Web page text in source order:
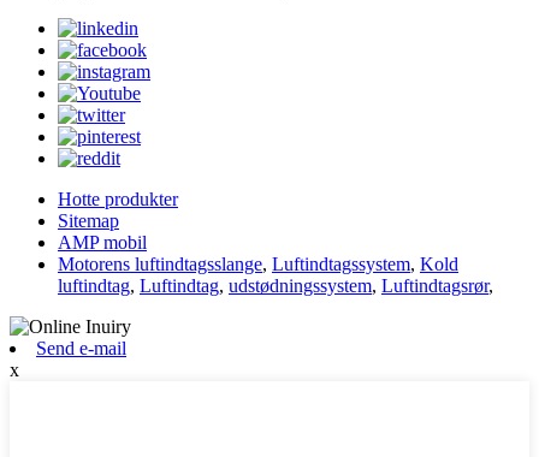
Hotte produkter
Sitemap
AMP mobil
Motorens luftindtagsslange, Luftindtagssystem, Kold
luftindtag, Luftindtag, udstødningssystem, Luftindtagsrør,
Send e-mail
x